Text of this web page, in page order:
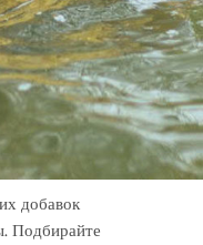
добавок
Подбирайте